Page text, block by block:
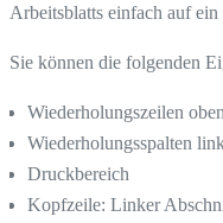
Arbeitsblatts einfach auf
Sie können die folgenden
Wiederholungszeilen oben
Wiederholungsspalten
Druckbereich
Kopfzeile: Linker